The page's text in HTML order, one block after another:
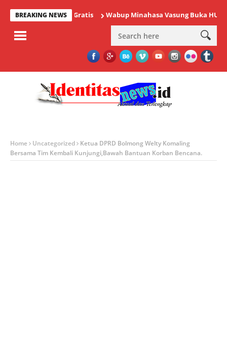
BREAKING NEWS
Massal Gratis Wabup Minahasa Vasung Buka HUT
Home Uncategorized
Ketua DPRD Bolmong Welty Komaling
Bersama Tim Kembali Kunjungi,Bawah Bantuan Korban Bencana.